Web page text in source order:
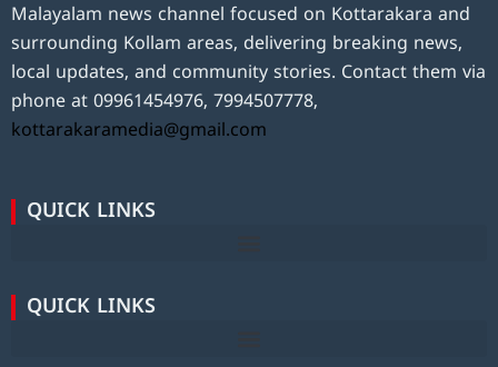
Malayalam news channel focused on Kottarakara and
surrounding Kollam areas, delivering breaking news,
local updates, and community stories. Contact them via
phone at 09961454976, 7994507778,
kottarakaramedia@gmail.com
QUICK LINKS
QUICK LINKS